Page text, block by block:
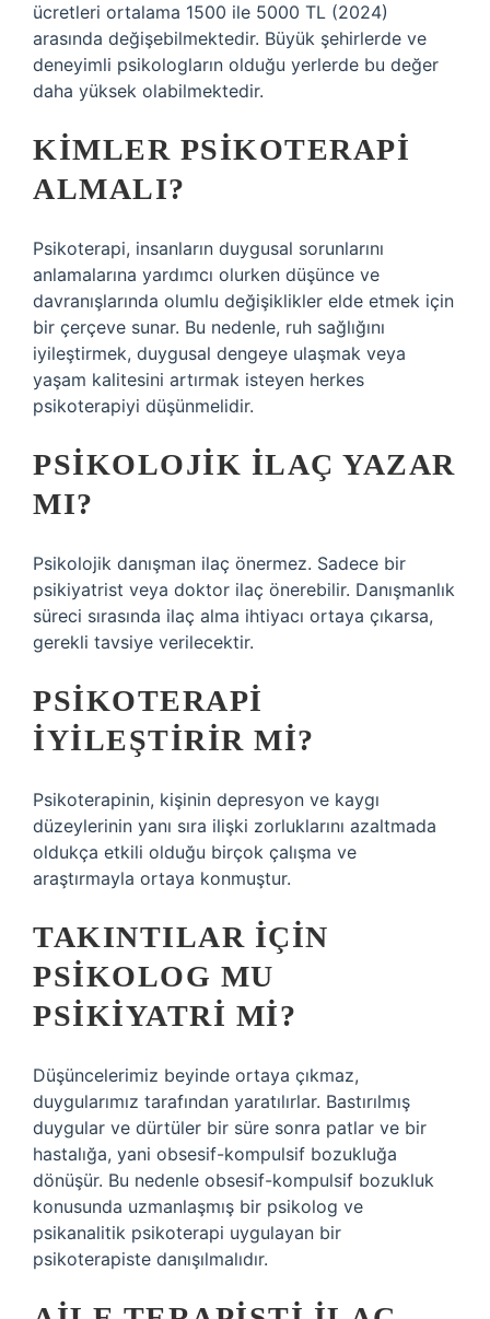
ücretleri ortalama 1500 ile 5000 TL (2024)
arasında değişebilmektedir. Büyük şehirlerde ve
deneyimli psikologların olduğu yerlerde bu değer
daha yüksek olabilmektedir.
KIMLER PSIKOTERAPI
ALMALI?
Psikoterapi, insanların duygusal sorunlarını
anlamalarına yardımcı olurken düşünce ve
davranışlarında olumlu değişiklikler elde etmek için
bir çerçeve sunar. Bu nedenle, ruh sağlığını
iyileştirmek, duygusal dengeye ulaşmak veya
yaşam kalitesini artırmak isteyen herkes
psikoterapiyi düşünmelidir.
PSIKOLOJIK ILAÇ YAZAR
MI?
Psikolojik danışman ilaç önermez. Sadece bir
psikiyatrist veya doktor ilaç önerebilir. Danışmanlık
süreci sırasında ilaç alma ihtiyacı ortaya çıkarsa,
gerekli tavsiye verilecektir.
PSIKOTERAPI
IYILEŞTIRIR MI?
Psikoterapinin, kişinin depresyon ve kaygı
düzeylerinin yanı sıra ilişki zorluklarını azaltmada
oldukça etkili olduğu birçok çalışma ve
araştırmayla ortaya konmuştur.
TAKINTILAR IÇIN
PSIKOLOG MU
PSIKIYATRI MI?
Düşüncelerimiz beyinde ortaya çıkmaz,
duygularımız tarafından yaratılırlar. Bastırılmış
duygular ve dürtüler bir süre sonra patlar ve bir
hastalığa, yani obsesif-kompulsif bozukluğa
dönüşür. Bu nedenle obsesif-kompulsif bozukluk
konusunda uzmanlaşmış bir psikolog ve
psikanalitik psikoterapi uygulayan bir
psikoterapiste danışılmalıdır.